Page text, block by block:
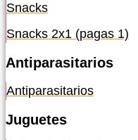
Snacks
Snacks 2x1 (pagas 1)
Antiparasitarios
Antiparasitarios
Juguetes